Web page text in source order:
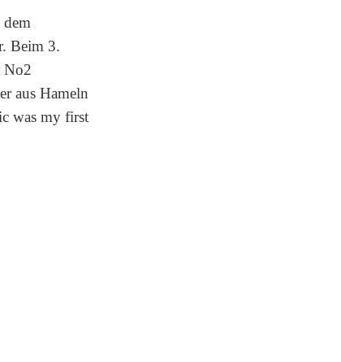
dem
Beim 3.
No2
aus Hameln
was my first